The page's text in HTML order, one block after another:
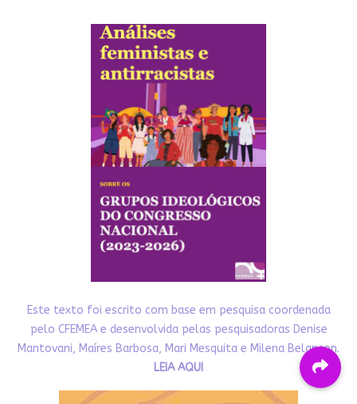
Este texto foi escrito com base em pesquisa coordenada
pelo CFEMEA e desenvolvida pelas pesquisadoras Denise
Mantovani, Maíres Barbosa, Mari Mesquita e Milena Belançon.
LEIA AQUI